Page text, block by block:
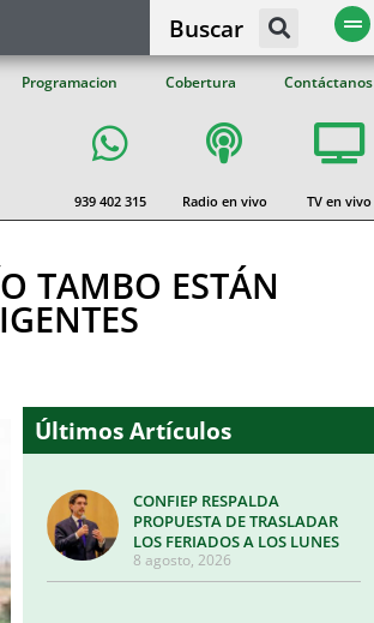
Buscar
Programacion Cobertura Contáctanos
939 402 315 Radio en vivo TV en vivo
TAMBO ESTÁN
Últimos Artículos
CONFIEP RESPALDA
PROPUESTA DE TRASLADAR
LOS FERIADOS A LOS LUNES
8 agosto, 2026